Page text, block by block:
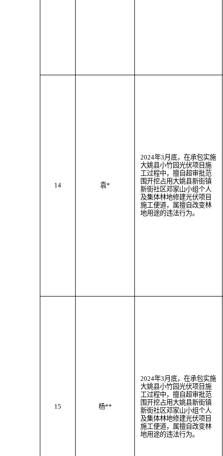
14 袁*
2024年3月 底， 在承包实施
大姚县小竹园光伏项目施
工过程中， 擅自超审批范
围开挖占用大姚县新街镇
新街社区邓家山小组个人
及集体林地修建光伏项目
施工便道，属擅自改变林
地用途的违法行为。
15 杨**
2024年3月 底， 在承包实施
大姚县小竹园光伏项目施
工过程中， 擅自超审批范
围开挖占用大姚县新街镇
新街社区邓家山小组个人
及集体林地修建光伏项目
施工便道，属擅自改变林
地用途的违法行为。